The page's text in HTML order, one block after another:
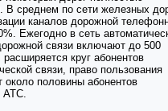
В среднем по сети железных
каналов дорожной
Ежегодно в сеть
связи включают до 500
круг абонентов
связи, право пользования
около половины абонентов
АТС.